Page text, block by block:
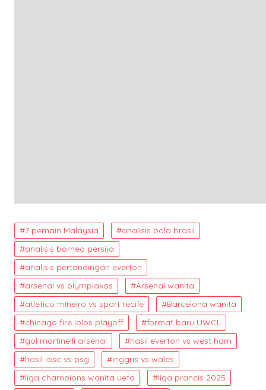
7 pemain Malaysia
analisis bola brasil
analisis borneo persija
analisis pertandingan everton
arsenal vs olympiakos
Arsenal wanita
atletico mineiro vs sport recife
Barcelona wanita
chicago fire lolos playoff
format baru UWCL
gol martinelli arsenal
hasil everton vs west ham
hasil losc vs psg
inggris vs wales
liga champions wanita uefa
liga prancis 2025